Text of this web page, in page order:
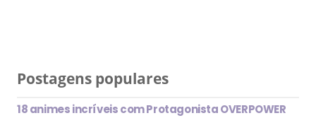
Postagens populares
18 animes incríveis com Protagonista OVERPOWER